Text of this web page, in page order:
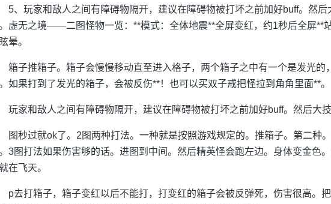
5、玩家和敌人之间有障碍物隔开，建议在障碍物被打坏之前加好buff。然
虚无之境——二图怪物一览：**模式：全体地震**全屏变红，约1秒后全屏**
晕。
箱子推箱子。箱子会慢慢移动直至进入格子，两个箱子之中有一个是发光的
如果打到了发光的箱子，会被反伤**！也可以买双子戒把怪拉到角角里面**。
玩家和敌人之间有障碍物隔开，建议在障碍物被打坏之前加好buff。然后大
图秒过就ok了。2图两种打法。一种就是按照游戏规定的。推箱子。第二种
3图打法如果伤害够的话。进图到中间。然后精英怪会跑左边。身体变金色
在飞天。
p去打箱子，箱子变红以后不能打，打变红的箱子会被反弹死，伤害很高。